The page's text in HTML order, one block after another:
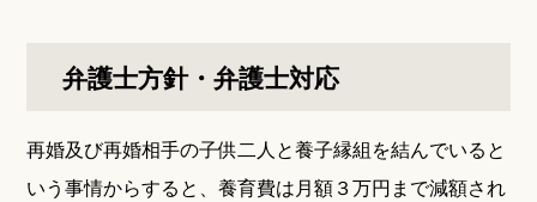
弁護士方針・弁護士対応
再婚及び再婚相手の子供二人と養子縁組を結んでいると
いう事情からすると、養育費は月額３万円まで減額され